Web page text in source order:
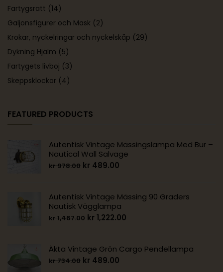
Fartygsratt (14)
Galjonsfigurer och Mask (2)
Krokar, nyckelringar och nyckelskåp (29)
Dykning Hjälm (5)
Fartygets livboj (3)
Skeppsklockor (4)
FEATURED PRODUCTS
Autentisk Vintage Mässingslampa Med Bur –
Nautical Wall Salvage
kr978.00 kr 489.00
Autentisk Vintage Mässing 90 Graders
Nautisk Vägglampa
kr1,467.00 kr 1,222.00
Äkta Vintage Grön Cargo Pendellampa
kr734.00 kr 489.00